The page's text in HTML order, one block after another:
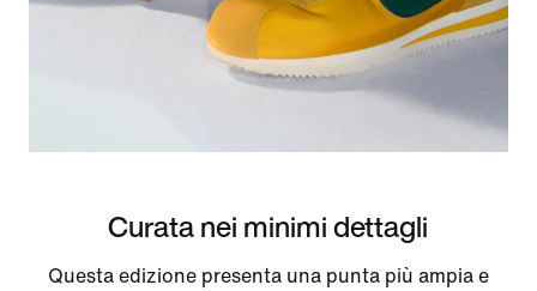
Curata nei minimi dettagli
Questa edizione presenta una punta più ampia e